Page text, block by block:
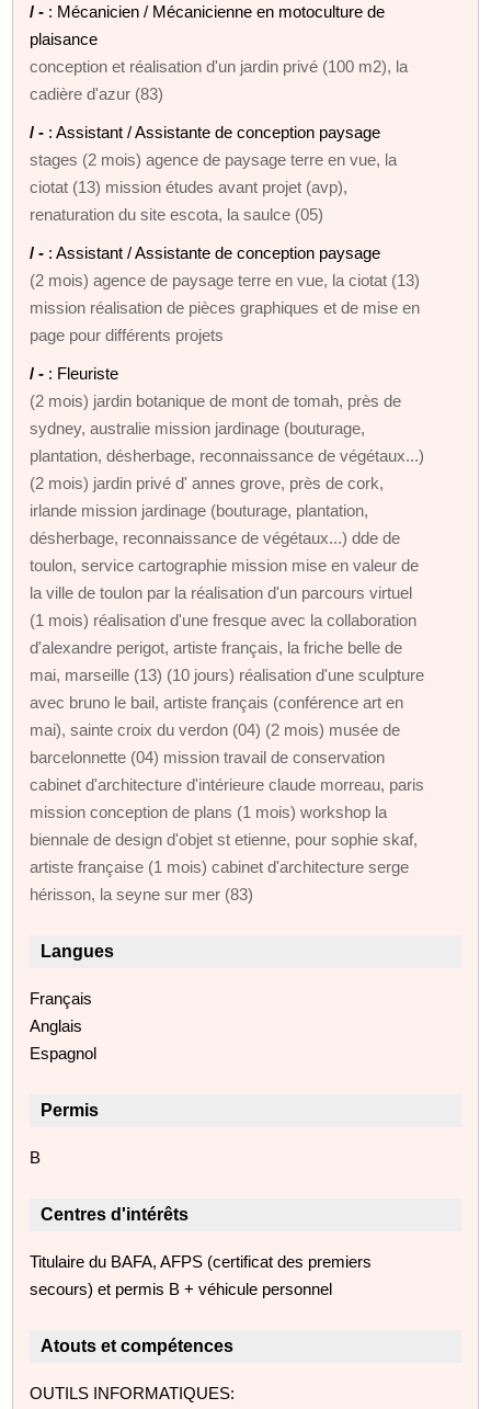
/ - : Mécanicien / Mécanicienne en motoculture de
plaisance
conception et réalisation d'un jardin privé (100 m2), la
cadière d'azur (83)
/ - : Assistant / Assistante de conception paysage
stages (2 mois) agence de paysage terre en vue, la
ciotat (13) mission études avant projet (avp),
renaturation du site escota, la saulce (05)
/ - : Assistant / Assistante de conception paysage
(2 mois) agence de paysage terre en vue, la ciotat (13)
mission réalisation de pièces graphiques et de mise en
page pour différents projets
/ - : Fleuriste
(2 mois) jardin botanique de mont de tomah, près de
sydney, australie mission jardinage (bouturage,
plantation, désherbage, reconnaissance de végétaux...)
(2 mois) jardin privé d' annes grove, près de cork,
irlande mission jardinage (bouturage, plantation,
désherbage, reconnaissance de végétaux...) dde de
toulon, service cartographie mission mise en valeur de
la ville de toulon par la réalisation d'un parcours virtuel
(1 mois) réalisation d'une fresque avec la collaboration
d'alexandre perigot, artiste français, la friche belle de
mai, marseille (13) (10 jours) réalisation d'une sculpture
avec bruno le bail, artiste français (conférence art en
mai), sainte croix du verdon (04) (2 mois) musée de
barcelonnette (04) mission travail de conservation
cabinet d'architecture d'intérieure claude morreau, paris
mission conception de plans (1 mois) workshop la
biennale de design d'objet st etienne, pour sophie skaf,
artiste française (1 mois) cabinet d'architecture serge
hérisson, la seyne sur mer (83)
Langues
Français
Anglais
Espagnol
Permis
B
Centres d'intérêts
Titulaire du BAFA, AFPS (certificat des premiers
secours) et permis B + véhicule personnel
Atouts et compétences
OUTILS INFORMATIQUES: